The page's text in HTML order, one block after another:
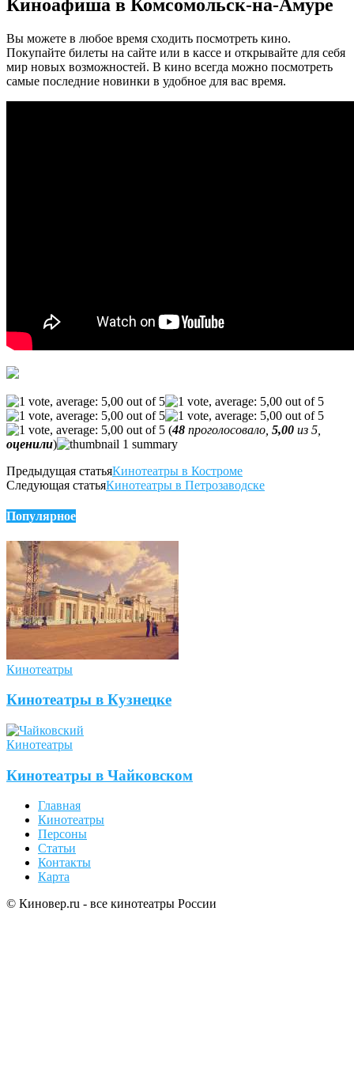
Киноафиша в Комсомольск-на-Амуре
Вы можете в любое время сходить посмотреть кино.
Покупайте билеты на сайте или в кассе и открывайте для себя
мир новых возможностей. В кино всегда можно посмотреть
самые последние новинки в удобное для вас время.
(48 проголосовало, 5,00 из 5,
оценили)
Предыдущая статьяКинотеатры в Костроме
Следующая статьяКинотеатры в Петрозаводске
Популярное
Кинотеатры
Кинотеатры в Кузнецке
Кинотеатры
Кинотеатры в Чайковском
Главная
Кинотеатры
Персоны
Статьи
Контакты
Карта
© Киновер.ru - все кинотеатры России